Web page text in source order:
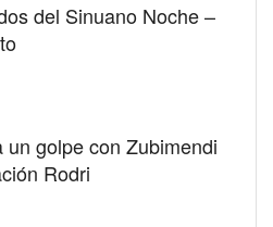
del Sinuano Noche –
golpe con Zubimendi
Rodri